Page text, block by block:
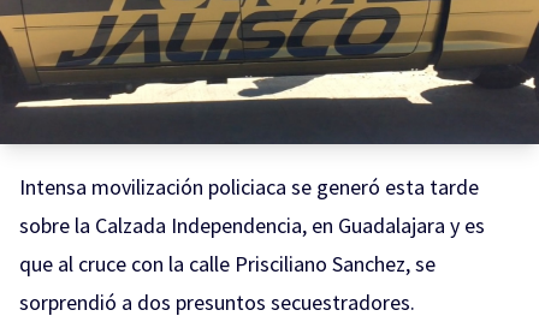
Intensa movilización policiaca se generó esta tarde
sobre la Calzada Independencia, en Guadalajara y es
que al cruce con la calle Prisciliano Sanchez, se
sorprendió a dos presuntos secuestradores.